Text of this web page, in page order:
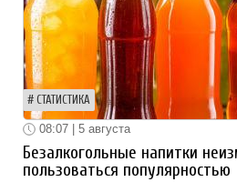
СТАТИСТИКА
08:07 | 5 августа
Безалкогольные напитки
пользоваться популярностью